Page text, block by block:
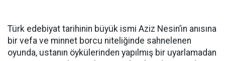
Türk edebiyat tarihinin büyük ismi Aziz Nesin’in anısına
bir vefa ve minnet borcu niteliğinde sahnelenen
oyunda, ustanın öykülerinden yapılmış bir uyarlamadan